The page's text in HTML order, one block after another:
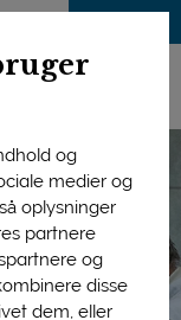
og
medier og
oplysninger
partnere
og
disse
dem, eller